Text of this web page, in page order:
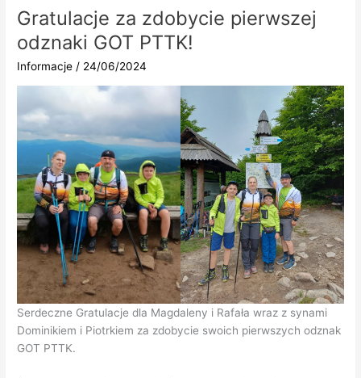
na najlepszy
górski
obiekt
noclegowy
Gratulacje za zdobycie pierwszej
odznaki GOT PTTK!
Informacje / 24/06/2024
Serdeczne Gratulacje dla Magdaleny i Rafała wraz z synami
Dominikiem i Piotrkiem za zdobycie swoich pierwszych odznak
GOT PTTK.